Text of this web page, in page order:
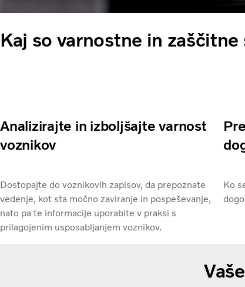
Kaj so varnostne in
Analizirajte in izboljšajte varnost
voznikov
Dostopajte do voznikovih zapisov, da prepoznate
vedenje, kot sta močno zaviranje in pospeševanje,
nato pa te informacije uporabite v praksi s
prilagojenim usposabljanjem voznikov.
Ko